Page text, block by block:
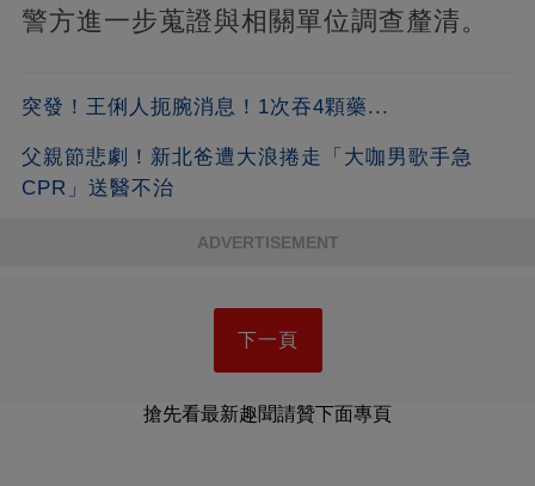
警方進一步蒐證與相關單位調查釐清。
突發！王俐人扼腕消息！1次吞4顆藥...
父親節悲劇！新北爸遭大浪捲走「大咖男歌手急
CPR」送醫不治
ADVERTISEMENT
下一頁
搶先看最新趣聞請贊下面專頁